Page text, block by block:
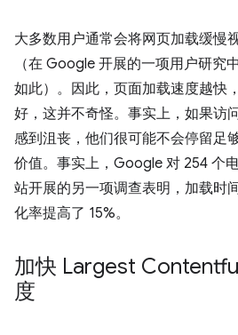
大多数用户通常会将网页加载缓慢
（在 Google 开展的一项用户研究
如此）。因此，页面加载速度越快
好，这并不奇怪。事实上，如果访
感到沮丧，他们很可能不会停留足
价值。事实上，Google 对 254 个
站开展的另一项调查表明，加载时
化率提高了 15%。
加快 Largest
度